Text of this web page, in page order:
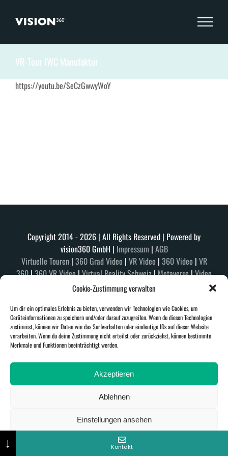
Cookie-Zustimmung verwalten
Um dir ein optimales Erlebnis zu bieten, verwenden wir Technologien wie Cookies, um
Geräteinformationen zu speichern und/oder darauf zuzugreifen. Wenn du diesen Technologien
zustimmst, können wir Daten wie das Surfverhalten oder eindeutige IDs auf dieser Website
verarbeiten. Wenn du deine Zustimmung nicht erteilst oder zurückziehst, können bestimmte
Merkmale und Funktionen beeinträchtigt werden.
Akzeptieren
Ablehnen
Einstellungen ansehen
Datenschutzerklärung
Inhalt
VR-Tour IWC Manufaktur
https://youtu.be/SeCzGwwyWoY
Copyright 2014 -2026 | All Rights Reserved | Powered by
vision360 GmbH | Impressum | AGB
Virtuelle Touren| 360 Grad Video | VR Video | 360 Video | VR
360|360 VR Video|Virtual Reality Schweiz|Metaverse|Video
Production|ABOUT US|
↓ Kontakt